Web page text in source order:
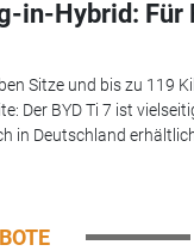
in-Hybrid: Für
Sitze und bis zu 119
Der BYD Ti 7 ist
in Deutschland